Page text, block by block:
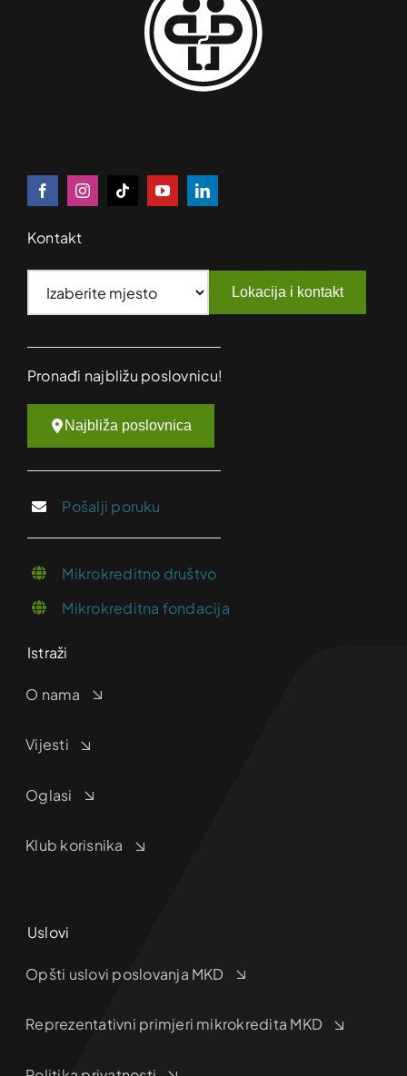
Kontakt
Lokacija i kontakt
Pronađi najbližu poslovnicu!
Najbliža poslovnica
Pošalji poruku
Mikrokreditno društvo
Mikrokreditna fondacija
Istraži
O nama
Vijesti
Oglasi
Klub korisnika
Uslovi
Opšti uslovi poslovanja MKD
Reprezentativni primjeri mikrokredita MKD